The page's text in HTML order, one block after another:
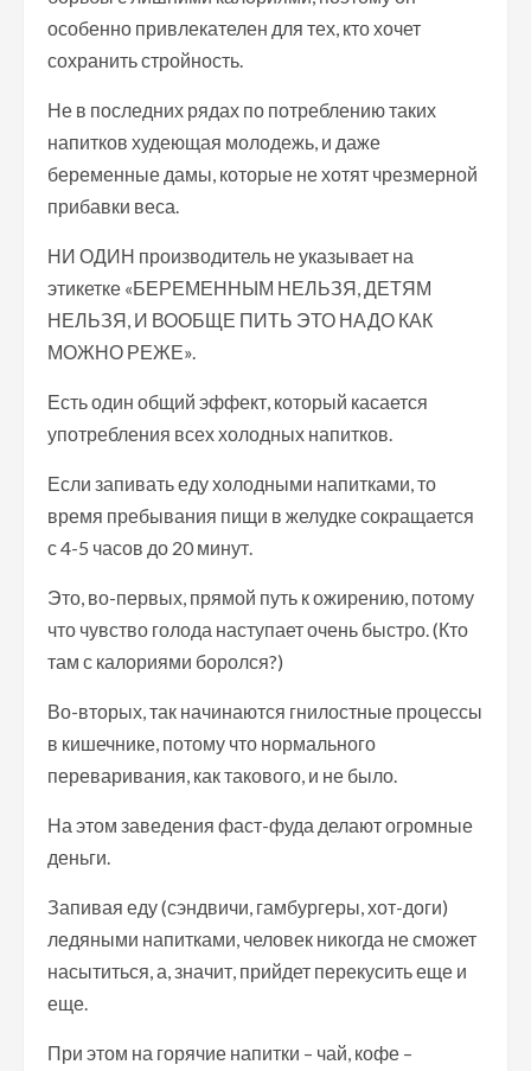
особенно привлекателен для тех, кто хочет
сохранить стройность.
Не в последних рядах по потреблению таких
напитков худеющая молодежь, и даже
беременные дамы, которые не хотят чрезмерной
прибавки веса.
НИ ОДИН производитель не указывает на
этикетке «БЕРЕМЕННЫМ НЕЛЬЗЯ, ДЕТЯМ
НЕЛЬЗЯ, И ВООБЩЕ ПИТЬ ЭТО НАДО КАК
МОЖНО РЕЖЕ».
Есть один общий эффект, который касается
употребления всех холодных напитков.
Если запивать еду холодными напитками, то
время пребывания пищи в желудке сокращается
с 4-5 часов до 20 минут.
Это, во-первых, прямой путь к ожирению, потому
что чувство голода наступает очень быстро. (Кто
там с калориями боролся?)
Во-вторых, так начинаются гнилостные процессы
в кишечнике, потому что нормального
переваривания, как такового, и не было.
На этом заведения фаст-фуда делают огромные
деньги.
Запивая еду (сэндвичи, гамбургеры, хот-доги)
ледяными напитками, человек никогда не сможет
насытиться, а, значит, прийдет перекусить еще и
еще.
При этом на горячие напитки – чай, кофе –